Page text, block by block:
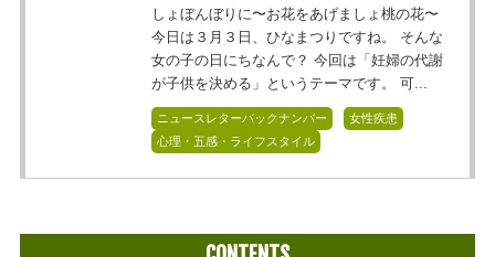
しょぼんぼりに〜お花をあげましょ桃の花〜
今日は３月３日、ひなまつりですね。 そんな
女の子の日にちなんで？ 今回は「妊婦の代謝
が子供を決める」というテーマです。 可...
ニュースレターバックナンバー
女性疾患
心理・五感・ライフスタイル